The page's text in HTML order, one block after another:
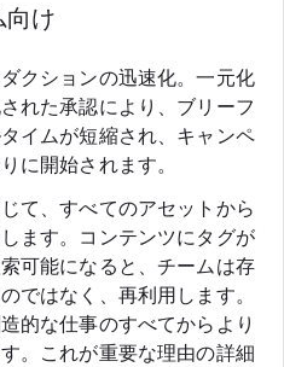
向け
クションの迅速化。一元化
れた承認により、ブリーフ
イムが短縮され、キャンペ
に開始されます。
て、すべてのアセットから
ます。コンテンツにタグが
可能になると、チームは存
ではなく、再利用します。
的な仕事のすべてからより
。これが重要な理由の詳細